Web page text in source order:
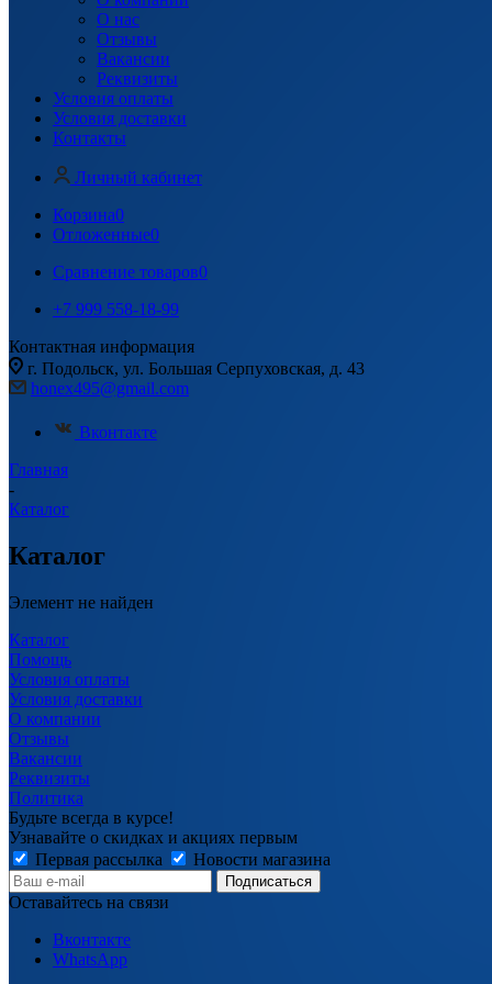
О нас
Отзывы
Вакансии
Реквизиты
Условия оплаты
Условия доставки
Контакты
Личный кабинет
Корзина0
Отложенные0
Сравнение товаров0
+7 999 558-18-99
Контактная информация
г. Подольск, ул. Большая Серпуховская, д. 43
honex495@gmail.com
Вконтакте
Главная
-
Каталог
Каталог
Элемент не найден
Каталог
Помощь
Условия оплаты
Условия доставки
О компании
Отзывы
Вакансии
Реквизиты
Политика
Будьте всегда в курсе!
Узнавайте о скидках и акциях первым
Первая рассылка
Новости магазина
Оставайтесь на связи
Вконтакте
WhatsApp